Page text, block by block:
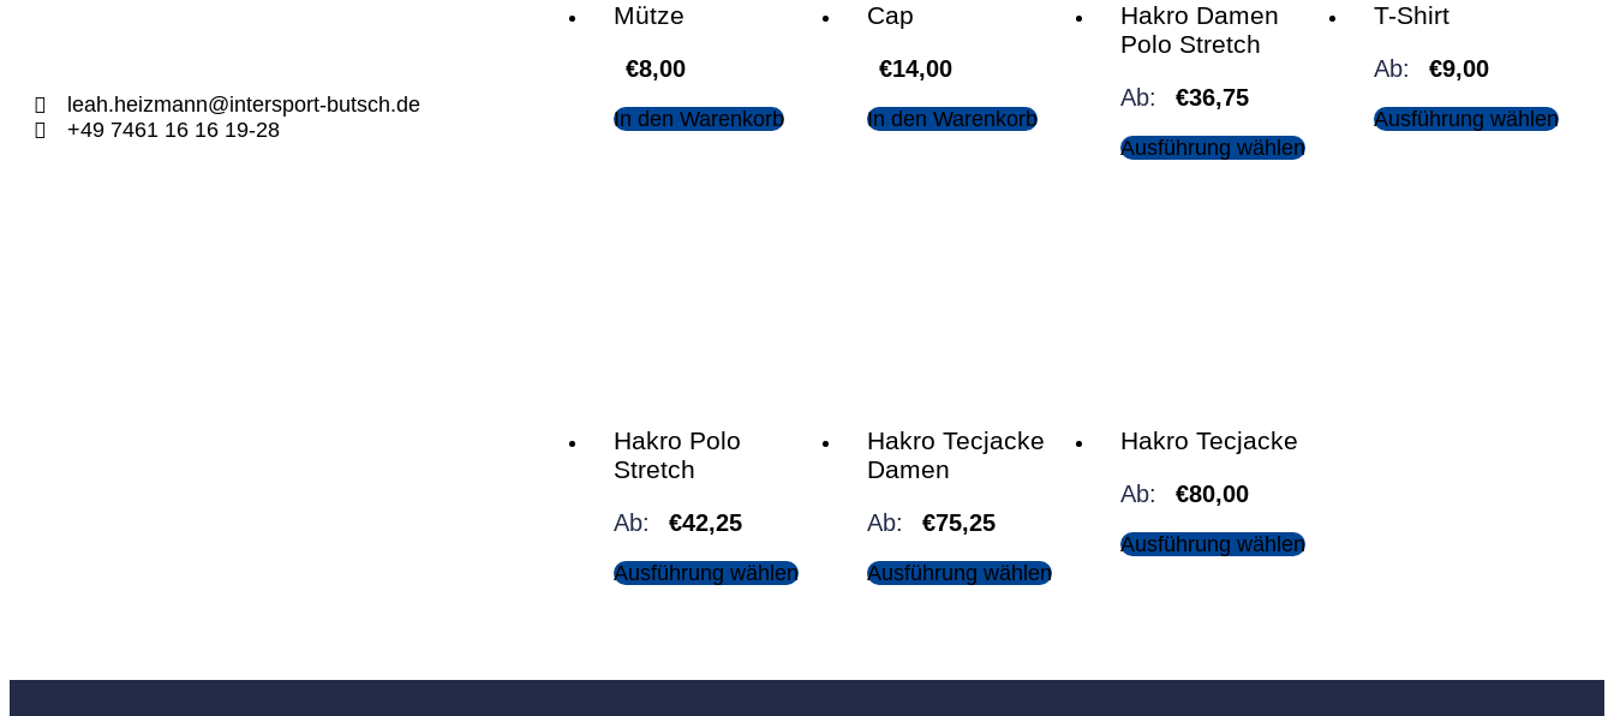
leah.heizmann@intersport-butsch.de
+49 7461 16 16 19-28
Mütze
€8,00
In den Warenkorb
Cap
€14,00
In den Warenkorb
Hakro Damen
Polo Stretch
Ab: €36,75
Ausführung wählen
T-Shirt
Ab: €9,00
Ausführung wählen
Hakro Polo
Stretch
Ab: €42,25
Ausführung wählen
Hakro Tecjacke
Damen
Ab: €75,25
Ausführung wählen
Hakro Tecjacke
Ab: €80,00
Ausführung wählen